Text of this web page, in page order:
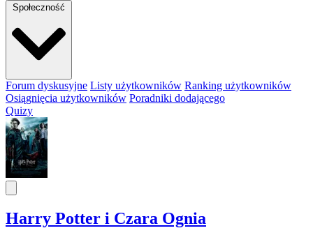
Społeczność
Forum dyskusyjne Listy użytkowników Ranking użytkowników
Osiągnięcia użytkowników Poradniki dodającego
Quizy
Harry Potter i Czara Ognia